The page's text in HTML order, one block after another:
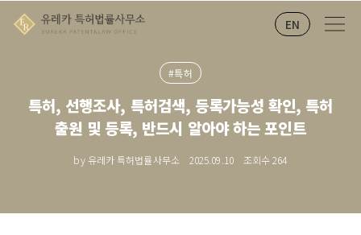
EN
#특허
특허, 선행조사, 특허검색, 등록가능성 확인, 특허
출원 및 등록, 반드시 알아야 하는 포인트
by 유레카 특허법률사무소 2025.09.10 조회수264